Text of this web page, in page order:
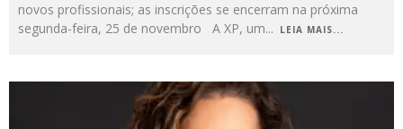
novos profissionais; as inscrições se encerram na próxima
segunda-feira, 25 de novembro A XP, um... LEIA MAIS...